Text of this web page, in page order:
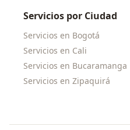
Servicios por Ciudad
Servicios en Bogotá
Servicios en Cali
Servicios en Bucaramanga
Servicios en Zipaquirá